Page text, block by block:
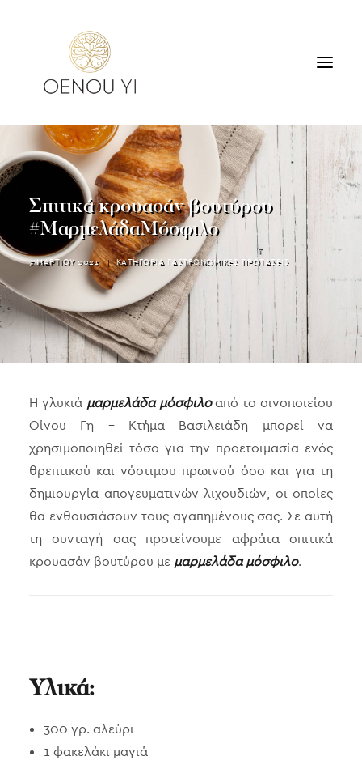
ΟΙΝΟΠΟΙΕΙΟ
ΠΡΟΪΟΝΤΑ
ΠΕΡΙΗΓΗΣΕΙΣ & ΓΕΥΣΙΓΝΩΣΙΑ
ΔΙΑΜΟΝΗ
ΕΠΙΚΟΙΝΩΝΙΑ
SEARCH
Σπιτικά κρουασάν βουτύρου
#ΜαρμελάδαΜόσφιλο
7 ΜΑΡΤΙΟΥ 2021 | ΚΑΤΗΓΟΡΙΑ ΓΑΣΤΡΟΝΟΜΙΚΕΣ ΠΡΟΤΑΣΕΙΣ
Η γλυκιά μαρμελάδα μόσφιλοαπό το οινοποιείου
Οίνου Γη – Κτήμα Βασιλειάδη μπορεί να
χρησιμοποιηθεί τόσο για την προετοιμασία ενός
θρεπτικού και νόστιμου πρωινού όσο και για τη
δημιουργία απογευματινών λιχουδιών, οι οποίες
θα ενθουσιάσουν τους αγαπημένους σας. Σε αυτή
τη συνταγή σας προτείνουμε αφράτα σπιτικά
κρουασάν βουτύρου με μαρμελάδα μόσφιλο.
Υλικά:
300 γρ. αλεύρι
1 φακελάκι μαγιά